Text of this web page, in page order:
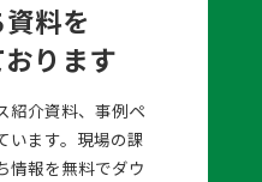
料を
ります
紹介資料、事例ペ
います。現場の課
情報を無料でダウ